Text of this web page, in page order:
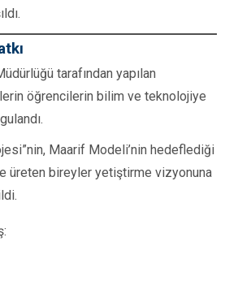
tarafından yapılan
öğrencilerin bilim ve teknolojiye
Maarif Modeli’nin hedeflediği
üreten bireyler yetiştirme vizyonuna